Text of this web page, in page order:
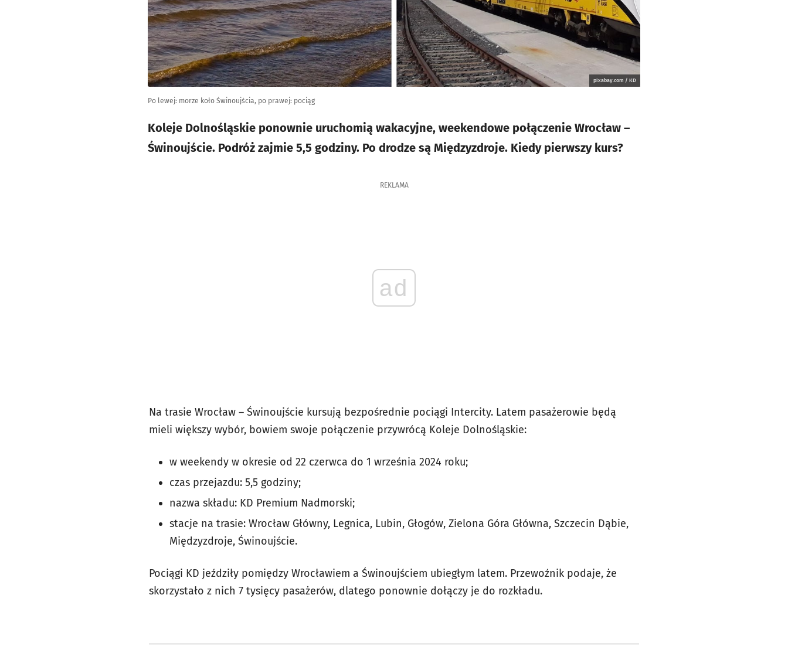
pixabay.com / KD
Po lewej: morze koło Świnoujścia, po prawej: pociąg
Koleje Dolnośląskie ponownie uruchomią wakacyjne, weekendowe połączenie Wrocław –
Świnoujście. Podróż zajmie 5,5 godziny. Po drodze są Międzyzdroje. Kiedy pierwszy kurs?
REKLAMA
ad
Na trasie Wrocław – Świnoujście kursują bezpośrednie pociągi Intercity. Latem pasażerowie będą
mieli większy wybór, bowiem swoje połączenie przywrócą Koleje Dolnośląskie:
w weekendy w okresie od 22 czerwca do 1 września 2024 roku;
czas przejazdu: 5,5 godziny;
nazwa składu: KD Premium Nadmorski;
stacje na trasie: Wrocław Główny, Legnica, Lubin, Głogów, Zielona Góra Główna, Szczecin Dąbie,
Międzyzdroje, Świnoujście.
Pociągi KD jeździły pomiędzy Wrocławiem a Świnoujściem ubiegłym latem. Przewoźnik podaje, że
skorzystało z nich 7 tysięcy pasażerów, dlatego ponownie dołączy je do rozkładu.